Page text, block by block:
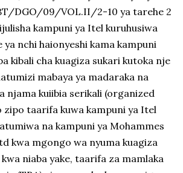
DGO/09/VOL.II/2-10 ya tarehe 2
kampuni ya Itel kuruhusiwa
ya nchi haionyeshi kama kampuni
kibali cha kuagiza sukari kutoka nje
mabaya ya madaraka na
njama kuiibia serikali (organized
zipo taarifa kuwa kampuni ya Itel
na kampuni ya Mohammes
kwa mgongo wa nyuma kuagiza
niaba yake, taarifa za mamlaka